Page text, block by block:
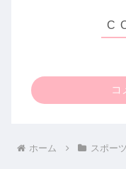
コ
ホーム スポー